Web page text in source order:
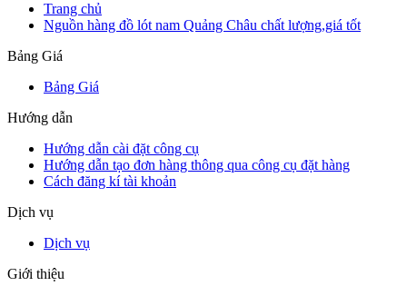
Trang chủ
Nguồn hàng đồ lót nam Quảng Châu chất lượng,giá tốt
Bảng Giá
Bảng Giá
Hướng dẫn
Hướng dẫn cài đặt công cụ
Hướng dẫn tạo đơn hàng thông qua công cụ đặt hàng
Cách đăng kí tài khoản
Dịch vụ
Dịch vụ
Giới thiệu